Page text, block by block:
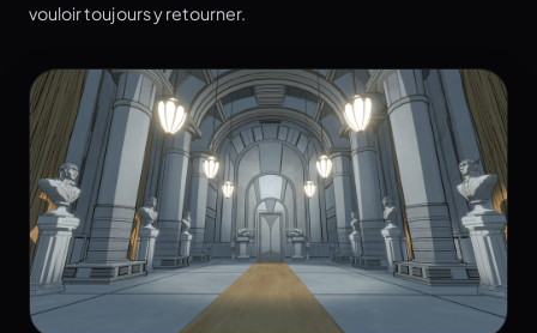
vouloir toujours y retourner.